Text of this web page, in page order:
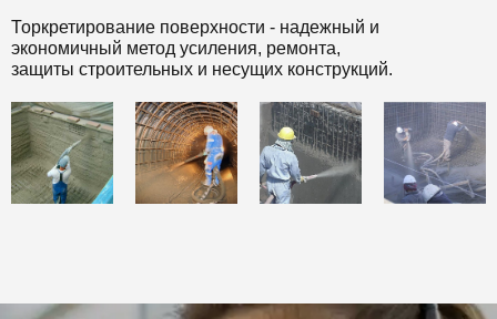
Торкретирование поверхности - надежный и
экономичный метод усиления, ремонта,
защиты строительных и несущих конструкций.